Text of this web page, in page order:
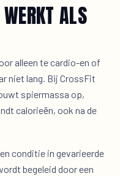
ALS
alleen te cardio-en of
niet lang. Bij CrossFit
spiermassa op,
calorieën, ook na de
conditie in gevarieerde
begeleid door een